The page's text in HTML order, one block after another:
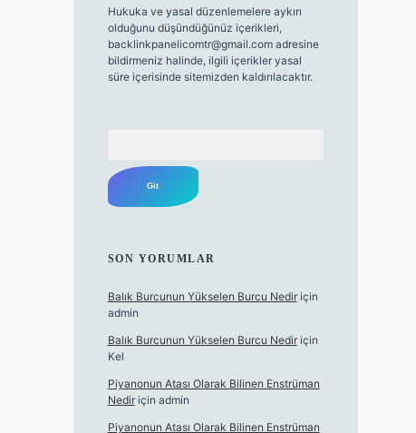
Hukuka ve yasal düzenlemelere aykırı
olduğunu düşündüğünüz içerikleri,
backlinkpanelicomtr@gmail.comadresine
bildirmeniz halinde, ilgili içerikler yasal
süre içerisinde sitemizden kaldırılacaktır.
SON YORUMLAR
Balık Burcunun Yükselen Burcu Nediriçin
admin
Balık Burcunun Yükselen Burcu Nediriçin
Kel
Piyanonun Atası Olarak Bilinen Enstrüman
Nediriçin admin
Piyanonun Atası Olarak Bilinen Enstrüman